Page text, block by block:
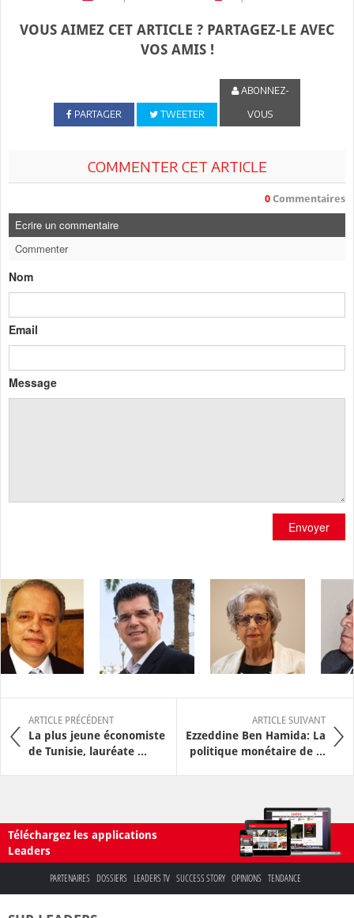
VOUS AIMEZ CET ARTICLE ? PARTAGEZ-LE AVEC
VOS AMIS !
PARTAGER TWEETER
ABONNEZ-
VOUS
COMMENTER CET ARTICLE
0 Commentaires
Ecrire un commentaire
Commenter
Nom
Email
Message
Envoyer
ARTICLE PRÉCÉDENT
La plus jeune économiste
de Tunisie, lauréate ...
ARTICLE SUIVANT
Ezzeddine Ben Hamida: La
politique monétaire de ...
Téléchargez les applications
Leaders
PARTENAIRES DOSSIERS LEADERS TV SUCCESS STORY OPINIONS TENDANCE